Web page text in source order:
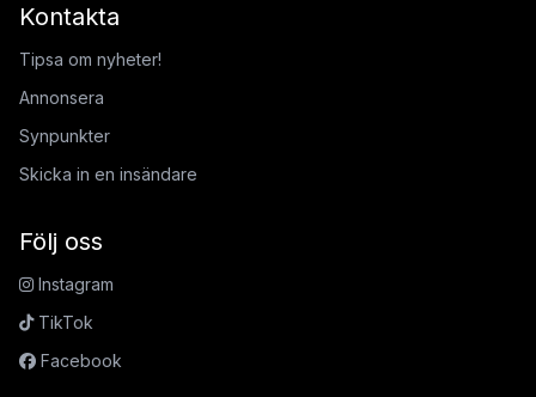
Kontakta
Tipsa om nyheter!
Annonsera
Synpunkter
Skicka in en insändare
Följ oss
Instagram
TikTok
Facebook